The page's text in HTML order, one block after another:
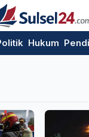
Hukum